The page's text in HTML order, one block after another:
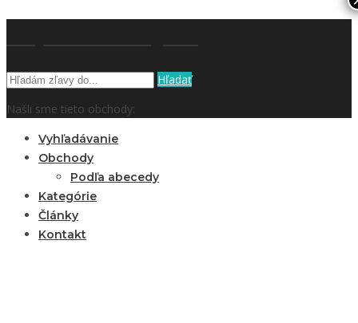
Hľadať
Našli sme tieto obchody:
Vyhľadávanie
Obchody
Podľa abecedy
Kategórie
Články
Kontakt